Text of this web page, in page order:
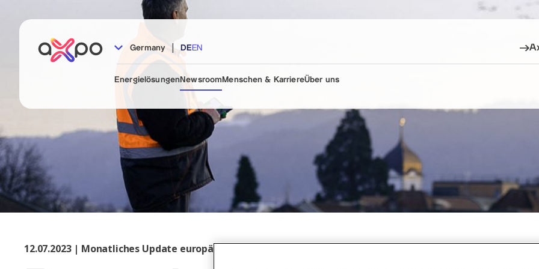
Germany | DE EN
EnergielösungenNewsroom Menschen & KarriereÜber uns
12.07.2023 | Monatliches Update europäische Energiemärkte, Juli 2023